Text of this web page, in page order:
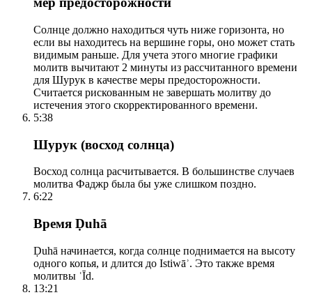
Солнце должно находиться чуть ниже горизонта, но
если вы находитесь на вершине горы, оно может стать
видимым раньше. Для учета этого многие графики
молитв вычитают 2 минуты из рассчитанного времени
для Шурук в качестве меры предосторожности.
Считается рискованным не завершать молитву до
истечения этого скорректированного времени.
5:38
Шурук (восход солнца)
Восход солнца расчитывается. В большинстве случаев
молитва Фаджр была бы уже слишком поздно.
6:22
Время Ḍuhā
Ḍuhā начинается, когда солнце поднимается на высоту
одного копья, и длится до Istiwāʾ. Это также время
молитвы ʿĪd.
13:21